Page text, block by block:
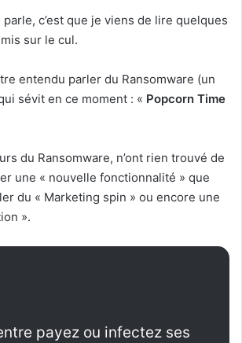
parle, c’est que je viens de lire quelques
sur le cul.
entendu parler du Ransomware (un
sévit en ce moment : « Popcorn Time
du Ransomware, n’ont rien trouvé de
une « nouvelle fonctionnalité » que
du « Marketing spin » ou encore une
».
payez ou infectez ses